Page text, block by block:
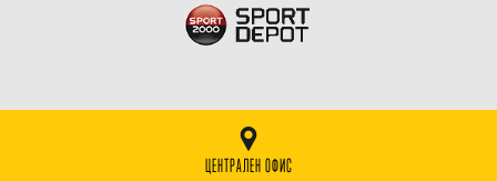
ЦЕНТРАЛЕН ОФИС